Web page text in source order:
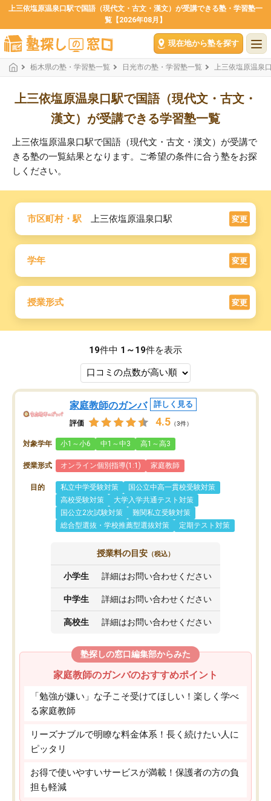
上三依塩原温泉口駅で国語（現代文・古文・漢文）が受講できる塾・学習塾一
覧【2026年08月】
現在地から塾を探す
栃木県の塾・学習塾一覧 日光市の塾・学習塾一覧 上三依塩原温泉
上三依塩原温泉口駅で国語（現代文・古文・
漢文）が受講できる学習塾一覧
上三依塩原温泉口駅で国語（現代文・古文・漢文）が受講で
きる塾の一覧結果となります。ご希望の条件に合う塾をお探
しください。
市区町村・駅 上三依塩原温泉口駅 変更
学年 変更
授業形式 変更
19件中 1～19件を表示
家庭教師のガンバ 詳しく見る
評価 4.5 （3件）
対象学年 小1～小6 中1～中3 高1～高3
授業形式 オンライン個別指導(1:1) 家庭教師
目的 私立中学受験対策
国公立中高一貫校受験対策
高校受験対策
大学入学共通テスト対策
国公立2次試験対策
難関私立受験対策
総合型選抜・学校推薦型選抜対策
定期テスト対策
授業料の目安 （税込）
小学生 詳細はお問い合わせください
中学生 詳細はお問い合わせください
高校生 詳細はお問い合わせください
塾探しの窓口編集部からみた
家庭教師のガンバのおすすめポイント
「勉強が嫌い」な子こそ受けてほしい！楽しく学べ
る家庭教師
リーズナブルで明瞭な料金体系！長く続けたい人に
ピッタリ
お得で使いやすいサービスが満載！保護者の方の負
担も軽減